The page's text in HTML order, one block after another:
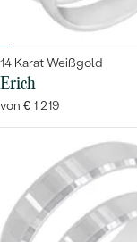
14 Karat Weißgold
Erich
von € 1 219